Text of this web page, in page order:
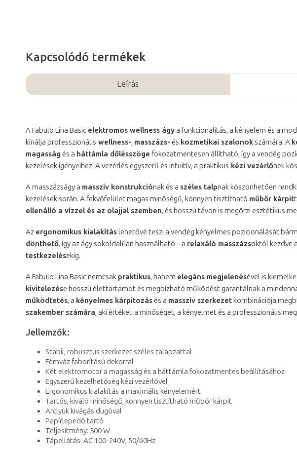
Kapcsolódó termékek
Leírás
A Fabulo Lina Basic elektromos wellness ágya funkcionalitás, a kényelem és a
kínálja professzionális wellness-, masszázs- és kozmetikai szalonok számára. A
magasság és a háttámla dőlésszöge fokozatmentesen állítható, így a vendég
kezelések igényeihez. A vezérlés egyszerű és intuitív, a praktikus kézi vezérlőnek
A masszázságy a masszív konstrukciónak és a széles talpnak köszönhetően
kezelések során. A fekvőfelület magas minőségű, könnyen tisztítható műbőr kárpit
ellenálló a vízzel és az olajjal szemben, és hosszú távon is megőrzi esztétikus
Az ergonomikus kialakítás lehetővé teszi a vendég kényelmes pozicionálását
dönthető, így az ágy sokoldalúan használható – a relaxáló masszázsoktól kezdve
testkezelésekig.
A Fabulo Lina Basic nemcsak praktikus, hanem elegáns megjelenésével is
kivitelezése hosszú élettartamot és megbízható működést garantálnak a
működtetés, a kényelmes kárpitozásés a masszív szerkezet kombinációja
szakember számára, aki értékeli a minőséget, a kényelmet és a professzionális
Jellemzők:
Stabil, robusztus szerkezet széles talapzattal
Fémváz faborítású dekorral
Két elektromotor a magasság és a háttámla fokozatmentes beállításához
Egyszerű kezelhetőség kézi vezérlővel
Ergonomikus kialakítás a maximális kényelemért
Tartós, kiváló minőségű, könnyen tisztítható műbőr kárpit
Arclyuk kivágás dugóval
Papírlepedő tartó
Teljesítmény: 300 W
Tápellátás: AC 100-240V, 50/60Hz